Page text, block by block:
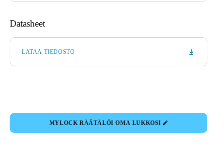
Save new selection as default
Datasheet
LATAA TIEDOSTO
MYLOCK RÄÄTÄLÖI OMA LUKKOSI